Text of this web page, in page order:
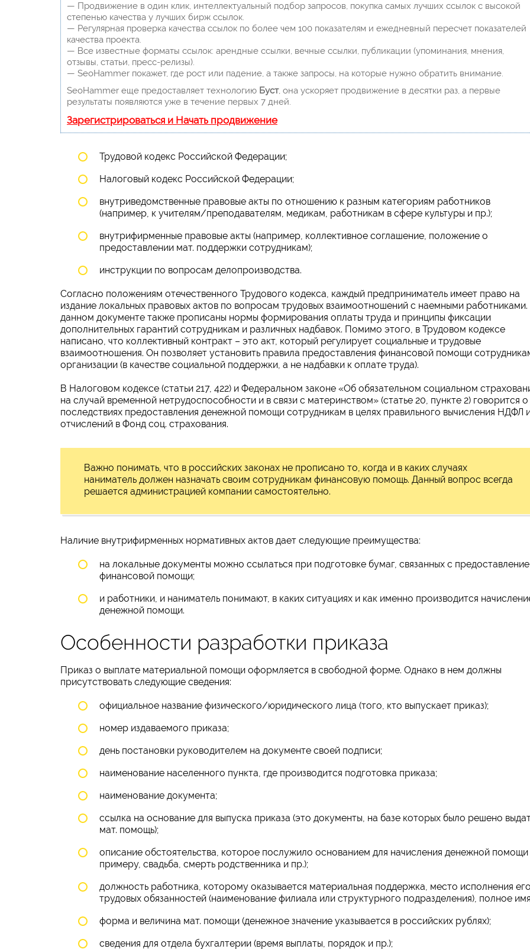
— Продвижение в один клик, интеллектуальный подбор запросов, покупка самых лучших ссылок с высокой
степенью качества у лучших бирж ссылок.
— Регулярная проверка качества ссылок по более чем 100 показателям и ежедневный пересчет показателей
качества проекта.
— Все известные форматы ссылок: арендные ссылки, вечные ссылки, публикации (упоминания, мнения,
отзывы, статьи, пресс-релизы).
— SeoHammer покажет, где рост или падение, а также запросы, на которые нужно обратить внимание.
SeoHammer еще предоставляет технологию Буст, она ускоряет продвижение в десятки раз, а первые
результаты появляются уже в течение первых 7 дней.
Зарегистрироваться и Начать продвижение
Трудовой кодекс Российской Федерации;
Налоговый кодекс Российской Федерации;
внутриведомственные правовые акты по отношению к разным категориям работников
(например, к учителям/преподавателям, медикам, работникам в сфере культуры и пр.);
внутрифирменные правовые акты (например, коллективное соглашение, положение о
предоставлении мат. поддержки сотрудникам);
инструкции по вопросам делопроизводства.
Согласно положениям отечественного Трудового кодекса, каждый предприниматель имеет право на
издание локальных правовых актов по вопросам трудовых взаимоотношений с наемными
данном документе также прописаны нормы формирования оплаты труда и принципы фиксации
дополнительных гарантий сотрудникам и различных надбавок. Помимо этого, в Трудовом кодексе
написано, что коллективный контракт – это акт, который регулирует социальные и трудовые
взаимоотношения. Он позволяет установить правила предоставления финансовой помощи
организации (в качестве социальной поддержки, а не надбавки к оплате труда).
В Налоговом кодексе (статьи 217, 422) и Федеральном законе «Об обязательном социальном
на случай временной нетрудоспособности и в связи с материнством» (статье 20, пункте 2) говорится о
последствиях предоставления денежной помощи сотрудникам в целях правильного вычисления НДФЛ
отчислений в Фонд соц. страхования.
Важно понимать, что в российских законах не прописано то, когда и в каких случаях
наниматель должен назначать своим сотрудникам финансовую помощь. Данный вопрос всегда
решается администрацией компании самостоятельно.
Наличие внутрифирменных нормативных актов дает следующие преимущества:
на локальные документы можно ссылаться при подготовке бумаг, связанных с
финансовой помощи;
и работники, и наниматель понимают, в каких ситуациях и как именно производится
денежной помощи.
Особенности разработки приказа
Приказ о выплате материальной помощи оформляется в свободной форме. Однако в нем должны
присутствовать следующие сведения:
официальное название физического/юридического лица (того, кто выпускает приказ);
номер издаваемого приказа;
день постановки руководителем на документе своей подписи;
наименование населенного пункта, где производится подготовка приказа;
наименование документа;
ссылка на основание для выпуска приказа (это документы, на базе которых было решено
мат. помощь);
описание обстоятельства, которое послужило основанием для начисления денежной помощи
примеру, свадьба, смерть родственника и пр.);
должность работника, которому оказывается материальная поддержка, место исполнения
трудовых обязанностей (наименование филиала или структурного подразделения), полное
форма и величина мат. помощи (денежное значение указывается в российских рублях);
сведения для отдела бухгалтерии (время выплаты, порядок и пр.);